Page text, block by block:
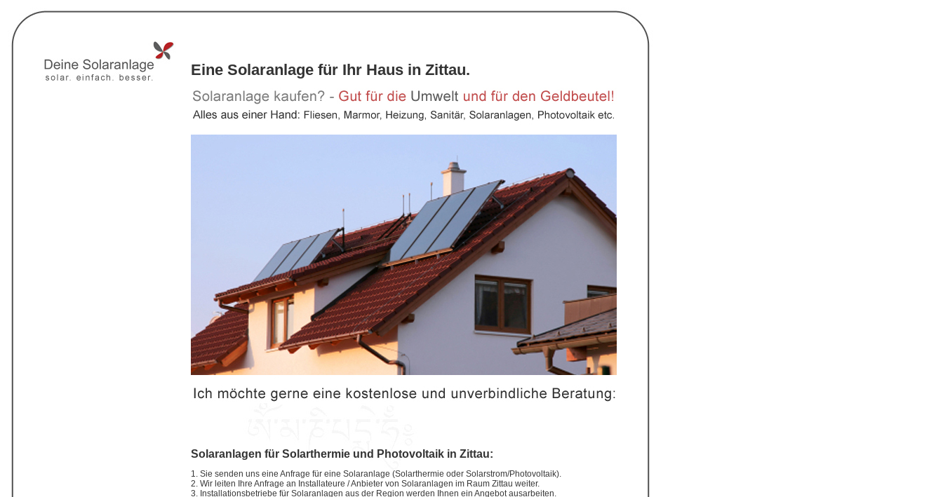
Eine Solaranlage für Ihr Haus in Zittau.
Solaranlagen für Solarthermie und Photovoltaik in Zittau:
1. Sie senden uns eine Anfrage für eine Solaranlage (Solarthermie oder Solarstrom/Photovoltaik).
2. Wir leiten Ihre Anfrage an Installateure / Anbieter von Solaranlagen im Raum Zittau weiter.
3. Installationsbetriebe für Solaranlagen aus der Region werden Ihnen ein Angebot ausarbeiten.